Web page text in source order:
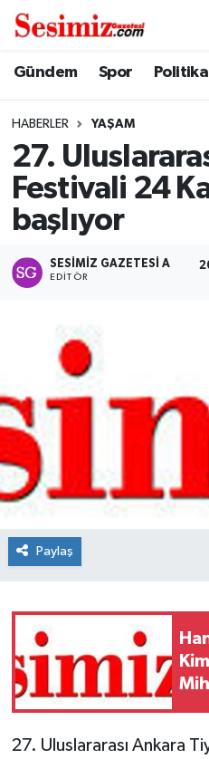
Gündem Spor Politika
HABERLER YAŞAM
27.
Festivali 24
başlıyor
SESIMIZ GAZETESI A
EDITÖR
Paylaş
27. Uluslararası Ankara
Dünya
Ekonomi
Genel
Gündem
Politika
Sağlık
Spor
Teknoloji
Nöbetçi Eczaneler
Namaz Vakitleri
Trafik Durumu
Süper Lig Puan
Son Dakika Haberleri
Haber Arşivi